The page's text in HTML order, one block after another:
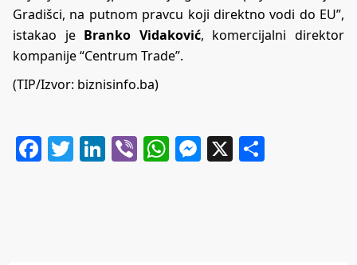
Gradišci, na putnom pravcu koji direktno vodi do EU”,
istakao je Branko Vidaković, komercijalni direktor
kompanije “Centrum Trade”.
(TIP/Izvor: biznisinfo.ba)
Facebook
Twitter
LinkedIn
ViberWhatsApp
Messenger
X